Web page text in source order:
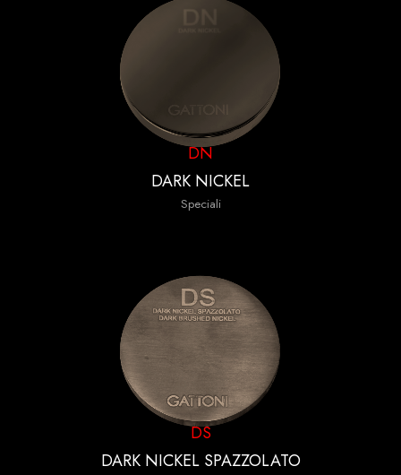
DN
DARK NICKEL
Speciali
DS
DARK NICKEL SPAZZOLATO